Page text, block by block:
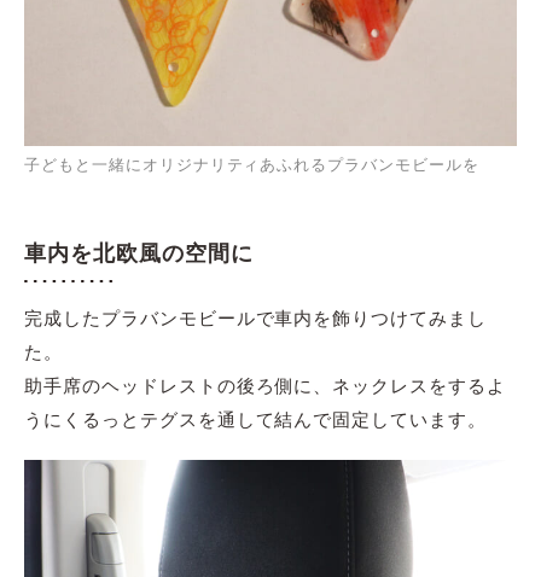
子どもと一緒にオリジナリティあふれるプラバンモビールを
車内を北欧風の空間に
完成したプラバンモビールで車内を飾りつけてみまし
た。
助手席のヘッドレストの後ろ側に、ネックレスをするよ
うにくるっとテグスを通して結んで固定しています。